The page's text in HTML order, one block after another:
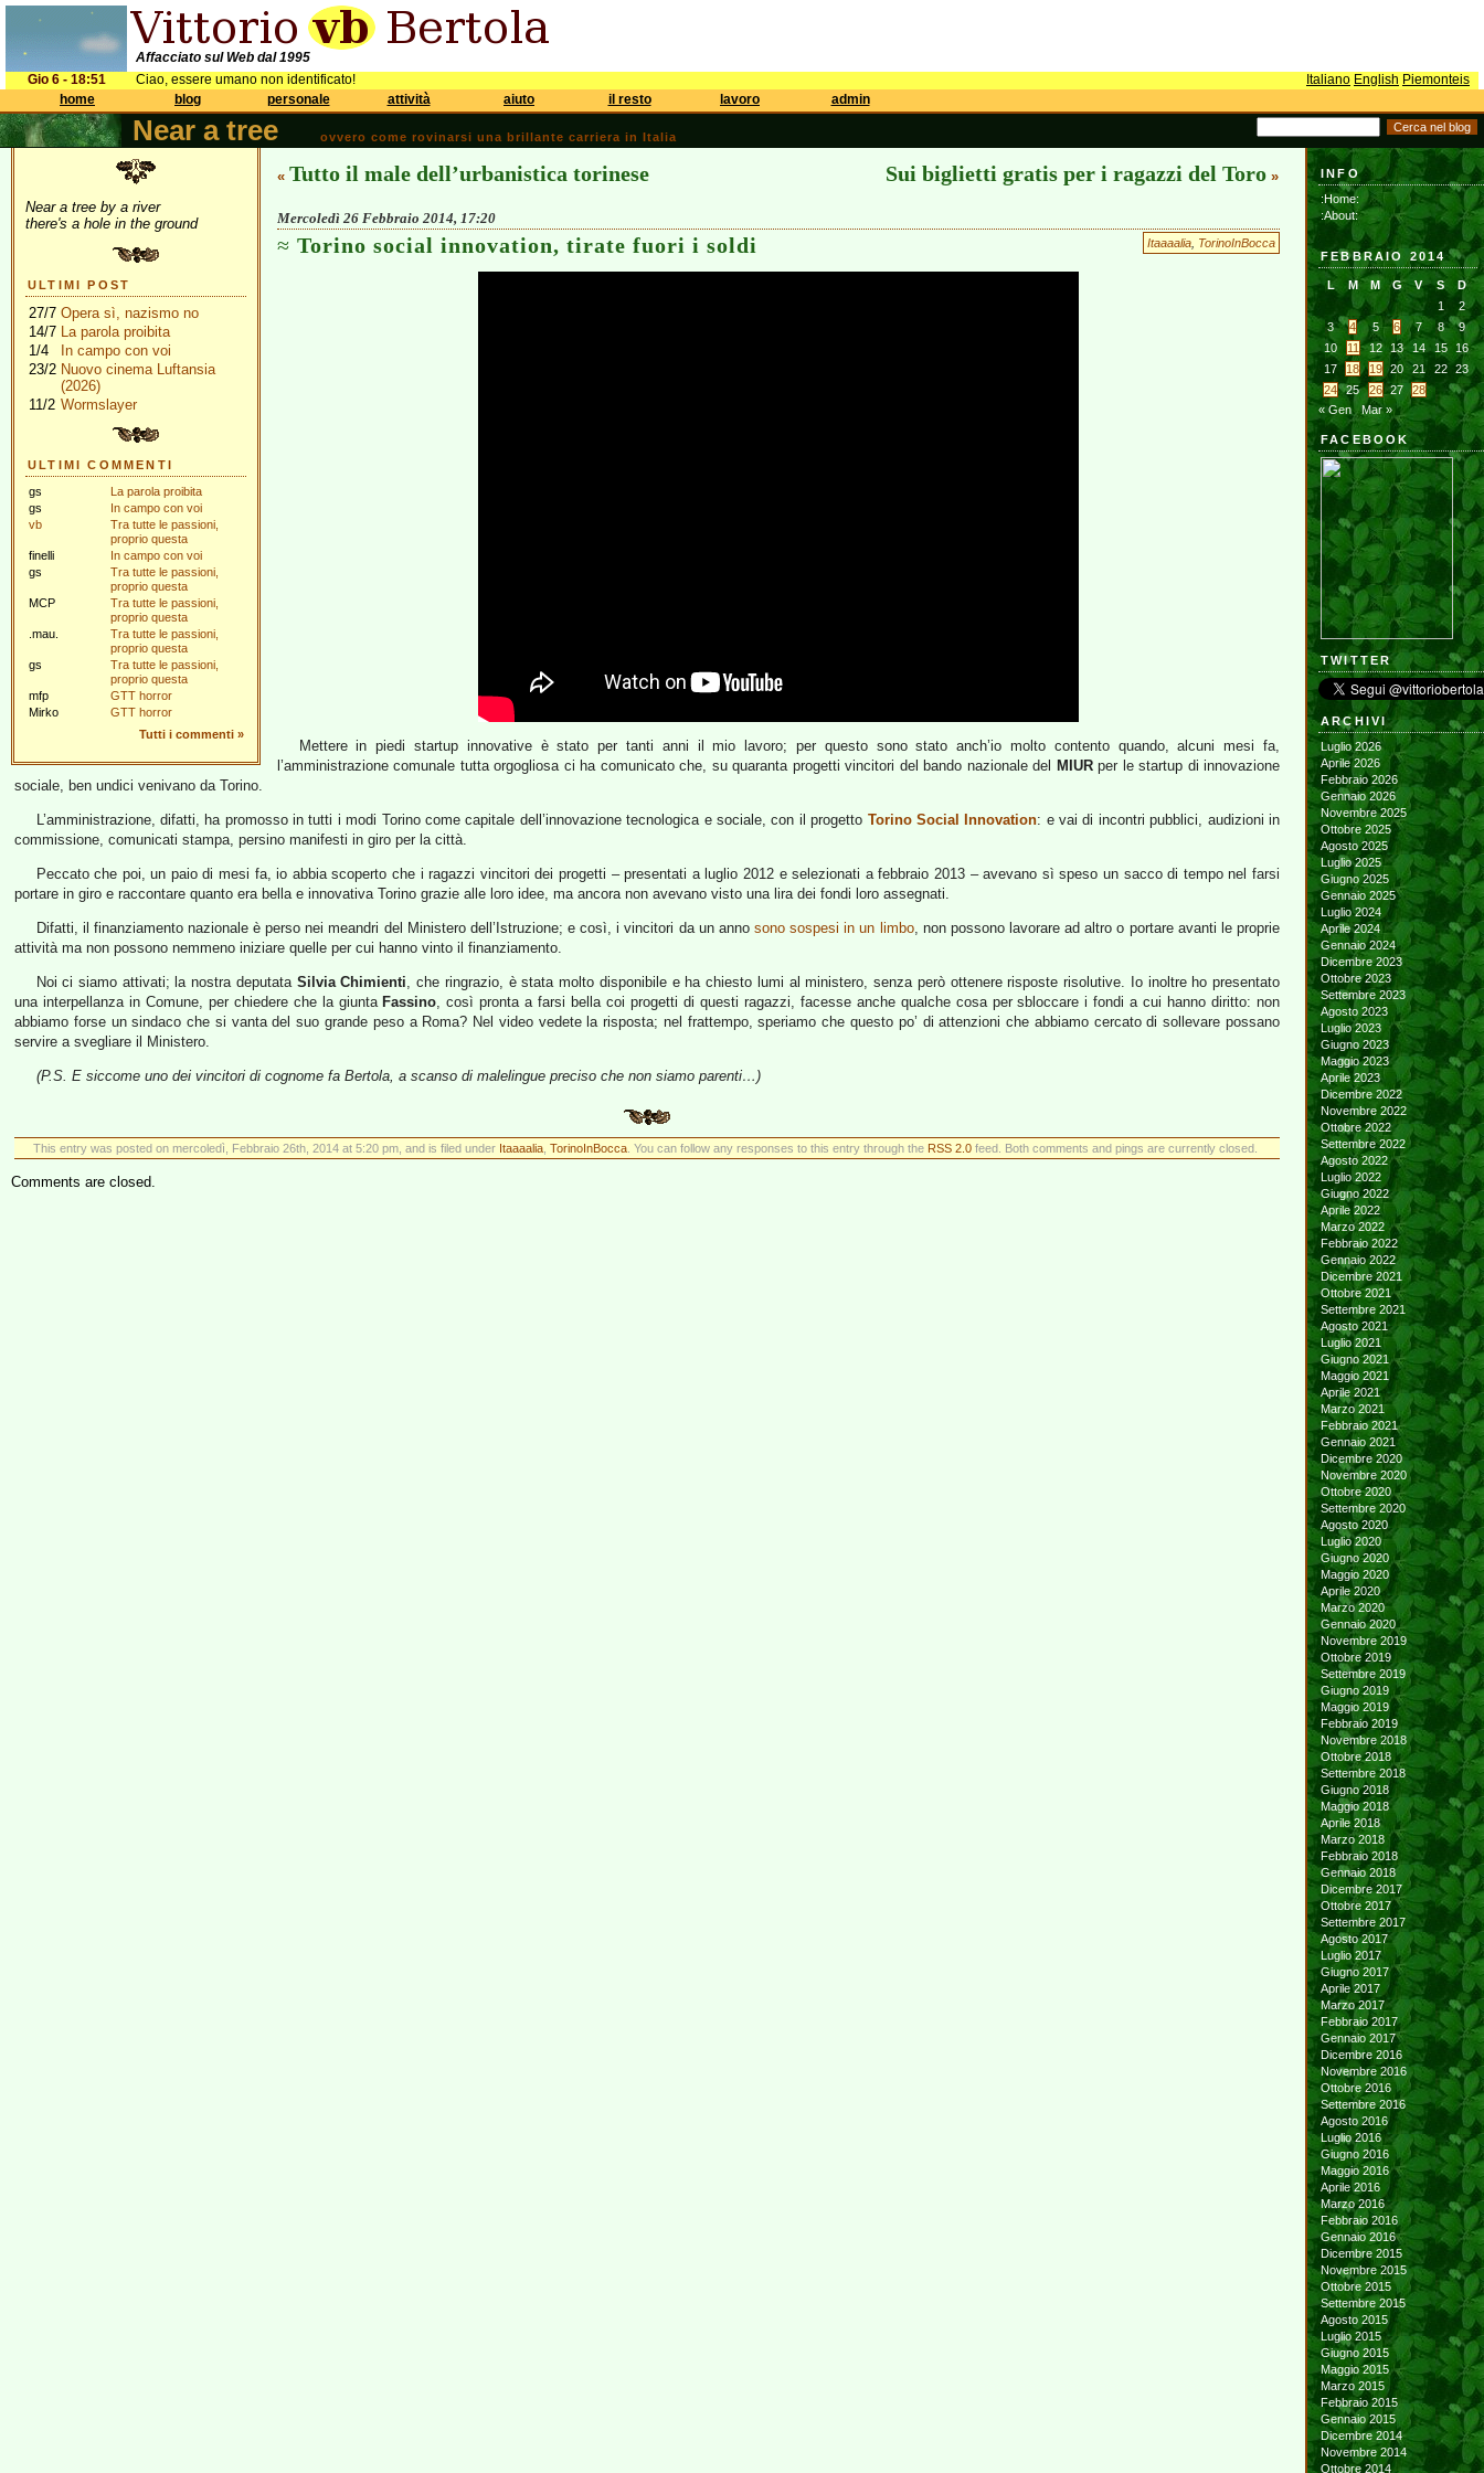
Affacciato sul Web dal 1995
Gio 6 - 18:51
Ciao, essere umano non identificato! Italiano English Piemonteis
home
blog personale attività aiuto il resto lavoro admin
Near a tree ovvero come rovinarsi una brillante carriera in Italia
Near a tree by a river
there's a hole in the ground
ULTIMI POST
27/7 Opera sì, nazismo no
14/7 La parola proibita
1/4
In campo con voi
23/2 Nuovo cinema Luftansia
(2026)
11/2 Wormslayer
ULTIMI COMMENTI
gs
La parola proibita
gs
In campo con voi
vb
Tra tutte le passioni,
proprio questa
finelli
In campo con voi
gs
Tra tutte le passioni,
proprio questa
MCP
Tra tutte le passioni,
proprio questa
.mau.
Tra tutte le passioni,
proprio questa
gs
Tra tutte le passioni,
proprio questa
mfp
GTT horror
Mirko
GTT horror
Tutti i commenti »
« Tutto il male dell’urbanistica torinese Sui biglietti gratis per i ragazzi del Toro »
Mercoledì 26 Febbraio 2014, 17:20
Itaaaalia TorinoInBocca
Torino social innovation, tirate fuori i soldi
Mettere in piedi startup innovative è stato per tanti anni il mio lavoro; per questo sono stato anch’io molto contento quando, alcuni mesi fa,
l’amministrazione comunale tutta orgogliosa ci ha comunicato che, su quaranta progetti vincitori del bando nazionale del
MIURper le startup di innovazione
sociale, ben undici venivano da Torino.
L’amministrazione, difatti, ha promosso in tutti i modi Torino come capitale dell’innovazione tecnologica e sociale, con il progetto Torino Social Innovation: e vai di incontri pubblici, audizioni in
commissione, comunicati stampa, persino manifesti in giro per la città.
Peccato che poi, un paio di mesi fa, io abbia scoperto che i ragazzi vincitori dei progetti – presentati a luglio 2012 e selezionati a febbraio 2013 – avevano sì speso un sacco di tempo nel farsi
portare in giro e raccontare quanto era bella e innovativa Torino grazie alle loro idee, ma ancora non avevano visto una lira dei fondi loro assegnati.
Difatti, il finanziamento nazionale è perso nei meandri del Ministero dell’Istruzione; e così, i vincitori da un annosono sospesi in un limbo, non possono lavorare ad altro o portare avanti le proprie
attività ma non possono nemmeno iniziare quelle per cui hanno vinto il finanziamento.
Noi ci siamo attivati; la nostra deputata Silvia Chimienti, che ringrazio, è stata molto disponibile e ha chiesto lumi al ministero, senza però ottenere risposte risolutive. Io inoltre ho presentato
una interpellanza in Comune, per chiedere che la giunta Fassino, così pronta a farsi bella coi progetti di questi ragazzi, facesse anche qualche cosa per sbloccare i fondi a cui hanno diritto: non
abbiamo forse un sindaco che si vanta del suo grande peso a Roma? Nel video vedete la risposta; nel frattempo, speriamo che questo po’ di attenzioni che abbiamo cercato di sollevare possano
servire a svegliare il Ministero.
(P.S. E siccome uno dei vincitori di cognome fa Bertola, a scanso di malelingue preciso che non siamo parenti…)
This entry was posted on mercoledì, Febbraio 26th, 2014 at 5:20 pm, and is filed under Itaaaalia, TorinoInBocca. You can follow any responses to this entry through the RSS 2.0feed. Both comments and pings are currently closed.
Comments are closed.
INFO
:Home:
:About:
FEBBRAIO 2014
L M M G V S
D
1
2
3
4 5 6 7 8
9
10
11 12 13 14 15
16
17
18 19 20 21 22
23
24
25 26 27
28
« Gen
Mar »
FACEBOOK
TWITTER
ARCHIVI
Luglio 2026
Aprile 2026
Febbraio 2026
Gennaio 2026
Novembre 2025
Ottobre 2025
Agosto 2025
Luglio 2025
Giugno 2025
Gennaio 2025
Luglio 2024
Aprile 2024
Gennaio 2024
Dicembre 2023
Ottobre 2023
Settembre 2023
Agosto 2023
Luglio 2023
Giugno 2023
Maggio 2023
Aprile 2023
Dicembre 2022
Novembre 2022
Ottobre 2022
Settembre 2022
Agosto 2022
Luglio 2022
Giugno 2022
Aprile 2022
Marzo 2022
Febbraio 2022
Gennaio 2022
Dicembre 2021
Ottobre 2021
Settembre 2021
Agosto 2021
Luglio 2021
Giugno 2021
Maggio 2021
Aprile 2021
Marzo 2021
Febbraio 2021
Gennaio 2021
Dicembre 2020
Novembre 2020
Ottobre 2020
Settembre 2020
Agosto 2020
Luglio 2020
Giugno 2020
Maggio 2020
Aprile 2020
Marzo 2020
Gennaio 2020
Novembre 2019
Ottobre 2019
Settembre 2019
Giugno 2019
Maggio 2019
Febbraio 2019
Novembre 2018
Ottobre 2018
Settembre 2018
Giugno 2018
Maggio 2018
Aprile 2018
Marzo 2018
Febbraio 2018
Gennaio 2018
Dicembre 2017
Ottobre 2017
Settembre 2017
Agosto 2017
Luglio 2017
Giugno 2017
Aprile 2017
Marzo 2017
Febbraio 2017
Gennaio 2017
Dicembre 2016
Novembre 2016
Ottobre 2016
Settembre 2016
Agosto 2016
Luglio 2016
Giugno 2016
Maggio 2016
Aprile 2016
Marzo 2016
Febbraio 2016
Gennaio 2016
Dicembre 2015
Novembre 2015
Ottobre 2015
Settembre 2015
Agosto 2015
Luglio 2015
Giugno 2015
Maggio 2015
Marzo 2015
Febbraio 2015
Gennaio 2015
Dicembre 2014
Novembre 2014
Ottobre 2014